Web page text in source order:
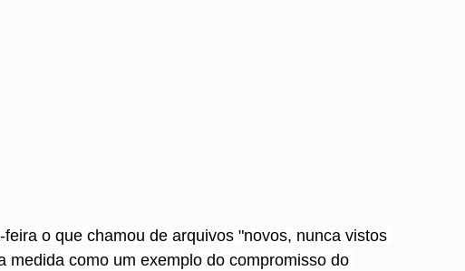
o que chamou de arquivos "novos, nunca vistos
medida como um exemplo do compromisso do